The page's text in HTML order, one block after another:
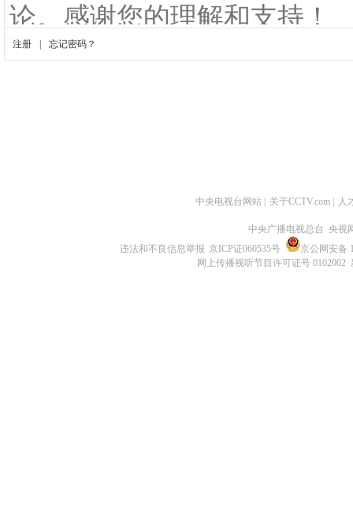
中央电视台网站 关于CCTV.com 人
中央广播电视总台 央视
违法和不良信息举报 京ICP证060535号
京公网安备
网上传播视听节目许可证号 0102002